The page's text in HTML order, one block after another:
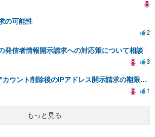
の可能性
2
発信者情報開示請求への対応策について相談
3
X(Twitter)アカウント削除後のIPアドレス開示請求の期限は？
1
もっと見る